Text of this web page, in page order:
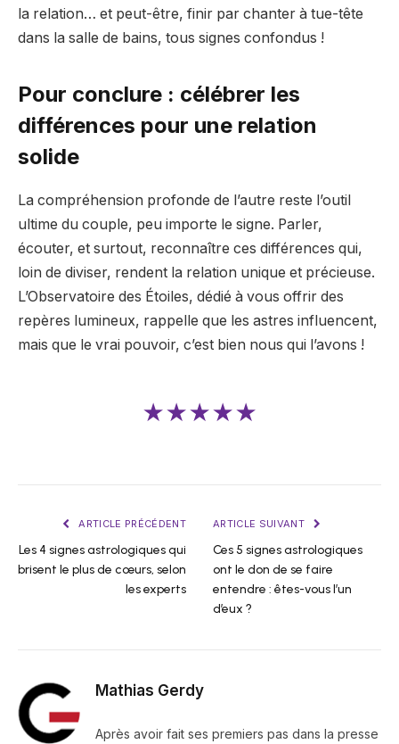
la relation… et peut-être, finir par chanter à tue-tête
dans la salle de bains, tous signes confondus !
Pour conclure : célébrer les
différences pour une relation
solide
La compréhension profonde de l’autre reste l’outil
ultime du couple, peu importe le signe. Parler,
écouter, et surtout, reconnaître ces différences qui,
loin de diviser, rendent la relation unique et précieuse.
L’Observatoire des Étoiles, dédié à vous offrir des
repères lumineux, rappelle que les astres influencent,
mais que le vrai pouvoir, c’est bien nous qui l’avons !
★★★★★
ARTICLE PRÉCÉDENT
Les 4 signes astrologiques qui
brisent le plus de cœurs, selon
les experts
ARTICLE SUIVANT
Ces 5 signes astrologiques
ont le don de se faire
entendre : êtes-vous l’un
d’eux ?
Mathias Gerdy
Après avoir fait ses premiers pas dans la presse